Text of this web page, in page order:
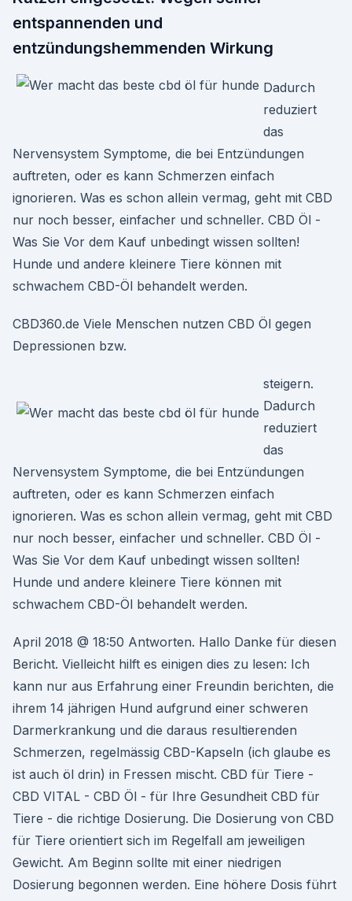
entspannenden und
entzündungshemmenden Wirkung
Dadurch
reduziert
das
Nervensystem Symptome, die bei Entzündungen
auftreten, oder es kann Schmerzen einfach
ignorieren. Was es schon allein vermag, geht mit CBD
nur noch besser, einfacher und schneller. CBD Öl -
Was Sie Vor dem Kauf unbedingt wissen sollten!
Hunde und andere kleinere Tiere können mit
schwachem CBD-Öl behandelt werden.
CBD360.de Viele Menschen nutzen CBD Öl gegen
Depressionen bzw.
steigern.
Dadurch
reduziert
das
Nervensystem Symptome, die bei Entzündungen
auftreten, oder es kann Schmerzen einfach
ignorieren. Was es schon allein vermag, geht mit CBD
nur noch besser, einfacher und schneller. CBD Öl -
Was Sie Vor dem Kauf unbedingt wissen sollten!
Hunde und andere kleinere Tiere können mit
schwachem CBD-Öl behandelt werden.
April 2018 @ 18:50 Antworten. Hallo Danke für diesen
Bericht. Vielleicht hilft es einigen dies zu lesen: Ich
kann nur aus Erfahrung einer Freundin berichten, die
ihrem 14 jährigen Hund aufgrund einer schweren
Darmerkrankung und die daraus resultierenden
Schmerzen, regelmässig CBD-Kapseln (ich glaube es
ist auch öl drin) in Fressen mischt. CBD für Tiere -
CBD VITAL - CBD Öl - für Ihre Gesundheit CBD für
Tiere - die richtige Dosierung. Die Dosierung von CBD
für Tiere orientiert sich im Regelfall am jeweiligen
Gewicht. Am Beginn sollte mit einer niedrigen
Dosierung begonnen werden. Eine höhere Dosis führt